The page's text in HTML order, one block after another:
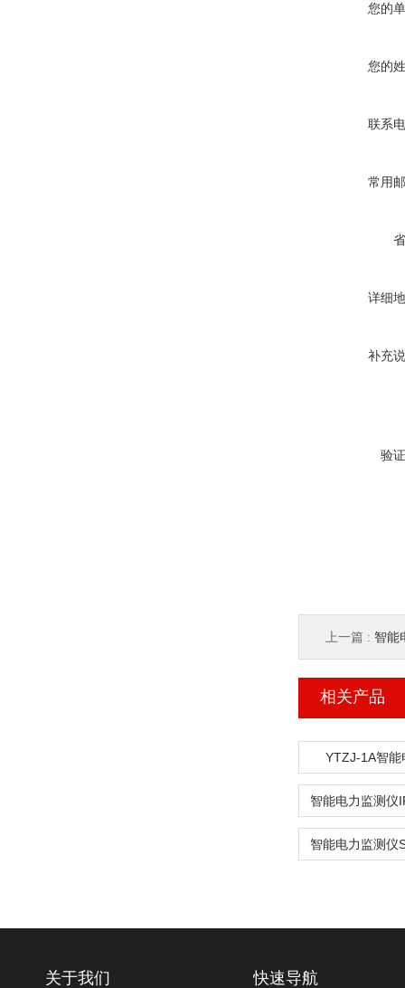
您的
您的
联系
常用
详细
补充
验
上一篇 : 智能
相关产品
YTZJ-1A智能
关于我们 快速导航